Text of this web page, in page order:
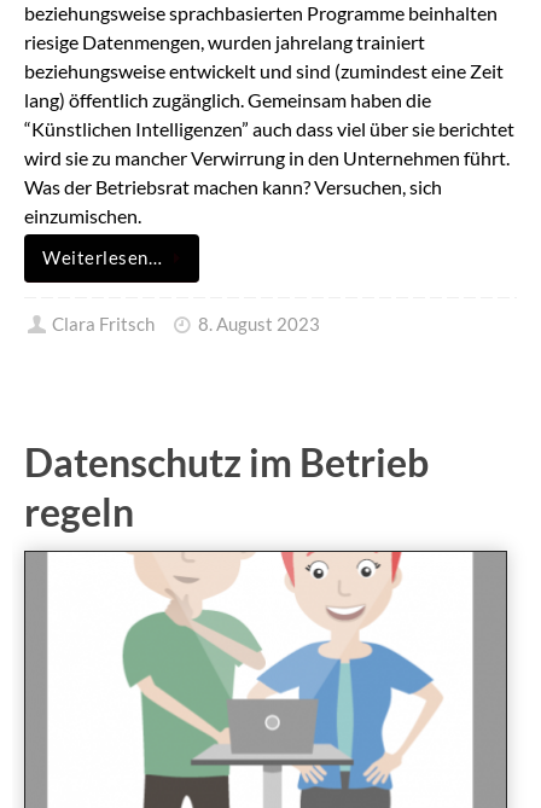
beziehungsweise sprachbasierten Programme beinhalten
riesige Datenmengen, wurden jahrelang trainiert
beziehungsweise entwickelt und sind (zumindest eine Zeit
lang) öffentlich zugänglich. Gemeinsam haben die
“Künstlichen Intelligenzen” auch dass viel über sie berichtet
wird sie zu mancher Verwirrung in den Unternehmen führt.
Was der Betriebsrat machen kann? Versuchen, sich
einzumischen.
Weiterlesen…
Clara Fritsch 8. August 2023
Datenschutz im Betrieb
regeln